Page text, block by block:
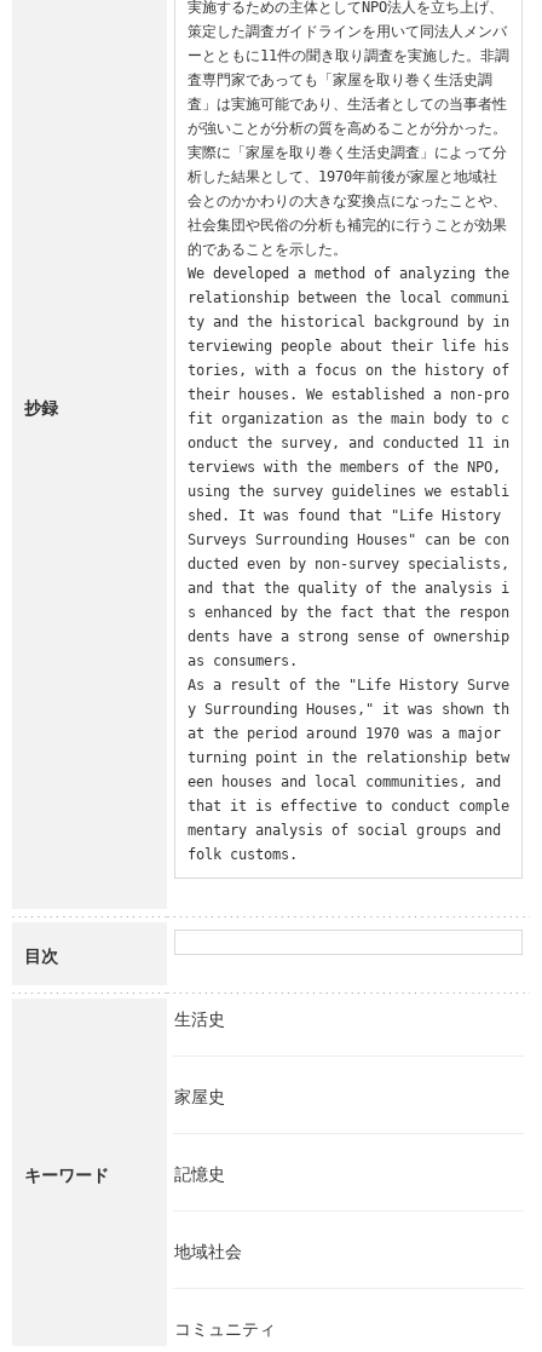
抄録
実施するための主体としてNPO法人を立ち上げ、
策定した調査ガイドラインを用いて同法人メンバ
ーとともに11件の聞き取り調査を実施した。非調
査専門家であっても「家屋を取り巻く生活史調
査」は実施可能であり、生活者としての当事者性
が強いことが分析の質を高めることが分かった。
実際に「家屋を取り巻く生活史調査」によって分
析した結果として、1970年前後が家屋と地域社
会とのかかわりの大きな変換点になったことや、
社会集団や民俗の分析も補完的に行うことが効果
的であることを示した。
We developed a method of analyzing the
relationship between the local communi
ty and the historical background by in
terviewing people about their life his
tories, with a focus on the history of
their houses. We established a non-pro
fit organization as the main body to c
onduct the survey, and conducted 11 in
terviews with the members of the NPO,
using the survey guidelines we establi
shed. It was found that "Life History
Surveys Surrounding Houses" can be con
ducted even by non-survey specialists,
and that the quality of the analysis i
s enhanced by the fact that the respon
dents have a strong sense of ownership
as consumers.
As a result of the "Life History Surve
y Surrounding Houses," it was shown th
at the period around 1970 was a major
turning point in the relationship betw
een houses and local communities, and
that it is effective to conduct comple
mentary analysis of social groups and
folk customs.
目次
キーワード
生活史
家屋史
記憶史
地域社会
コミュニティ